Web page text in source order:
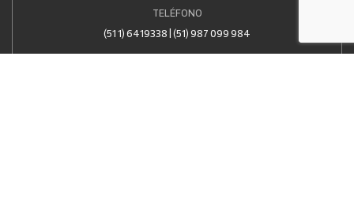
TELÉFONO
(51 1) 6419338 | (51) 987 099 984
EMAIL